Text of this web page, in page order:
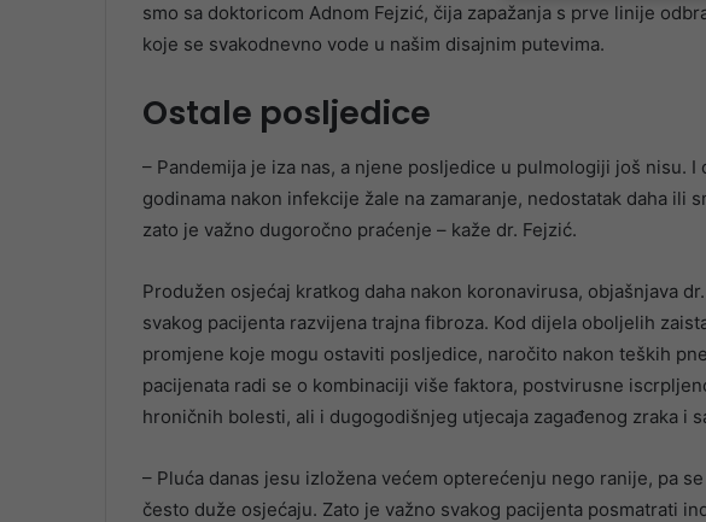
smo sa doktoricom Adnom Fejzić, čija zapažanja s prve linije
koje se svakodnevno vode u našim disajnim putevima.
Ostale posljedice
– Pandemija je iza nas, a njene posljedice u pulmologiji još nisu. I
godinama nakon infekcije žale na zamaranje, nedostatak daha ili
zato je važno dugoročno praćenje – kaže dr. Fejzić.
Produžen osjećaj kratkog daha nakon koronavirusa, objašnjava
svakog pacijenta razvijena trajna fibroza. Kod dijela oboljelih
promjene koje mogu ostaviti posljedice, naročito nakon teških
pacijenata radi se o kombinaciji više faktora, postvirusne
hroničnih bolesti, ali i dugogodišnjeg utjecaja zagađenog zraka i
– Pluća danas jesu izložena većem opterećenju nego ranije, pa
često duže osjećaju. Zato je važno svakog pacijenta posmatrati